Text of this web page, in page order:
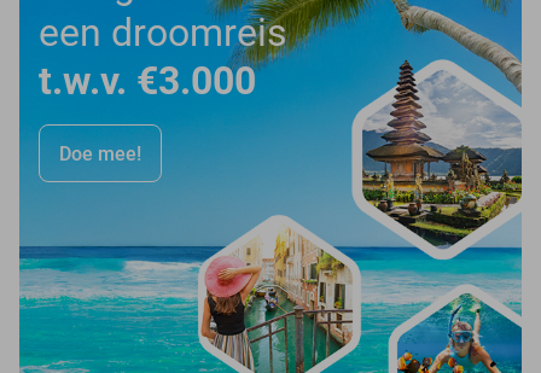
een droomreis
t.w.v. €3.000
Doe mee!